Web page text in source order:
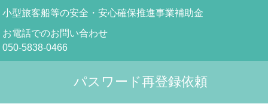
小型旅客船等の安全・安心確保推進事業補助金
お電話でのお問い合わせ
050-5838-0466
パスワード再登録依頼